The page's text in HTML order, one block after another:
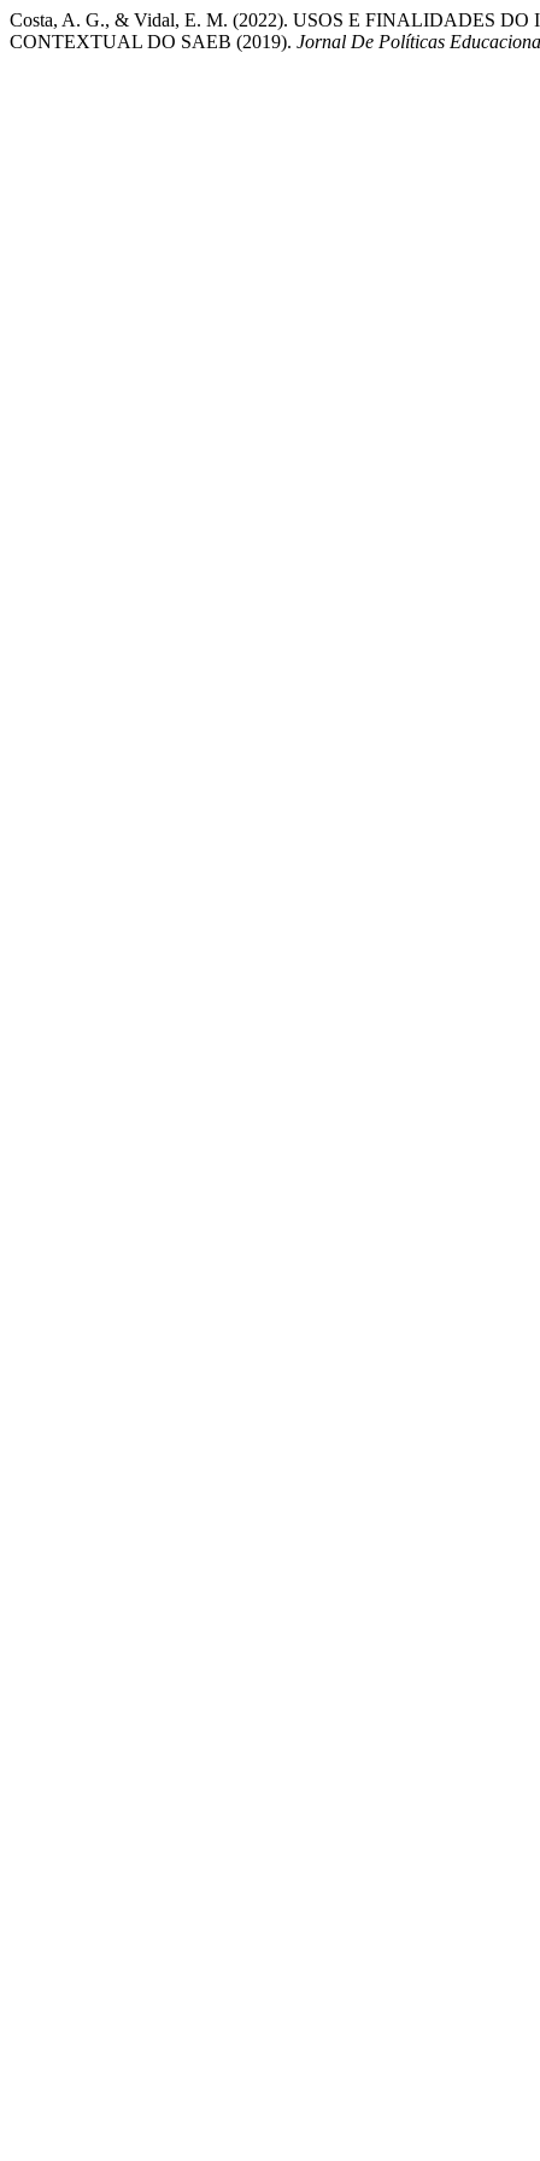
Costa, A. G., & Vidal, E. M. (2022). USOS E FINALIDADES
CONTEXTUAL DO SAEB (2019). Jornal De Políticas